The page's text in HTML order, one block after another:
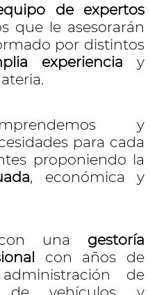
de expertos
que le asesorarán
por distintos
experiencia y
y
para cada
proponiendo la
, económica y
una gestoría
con años de
de